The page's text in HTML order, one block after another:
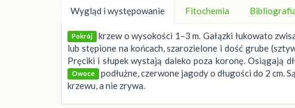
Wygląd i występowanie Fitochemia
Pokrój krzew o wysokości 1–3 m. Gałązki łukowato
lub stępione na końcach, szarozielone i dość grube
Pręciki i słupek wystają daleko poza koronę. Osiągają
Owoce podłużne, czerwone jagody o długości do 2 cm.
krzewu, a nie zrywa.